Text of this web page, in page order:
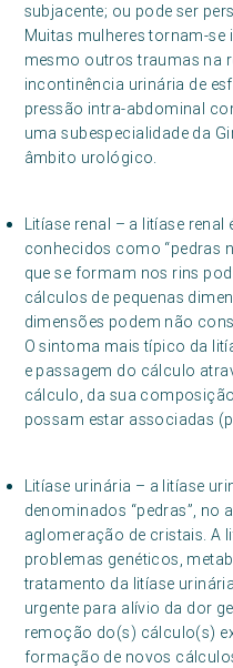
subjacente; ou pode ser
Muitas mulheres tornam-
mesmo outros traumas na
incontinência urinária de
pressão intra-abdominal
uma subespecialidade da
âmbito urológico.
Litíase renal – a litíase
conhecidos como “pedras
que se formam nos rins
cálculos de pequenas
dimensões podem não
O sintoma mais típico da
e passagem do cálculo
cálculo, da sua
possam estar associadas
Litíase urinária – a litíase
denominados “pedras”, no
aglomeração de cristais. A
problemas genéticos,
tratamento da litíase
urgente para alívio da dor
remoção do(s) cálculo(s)
formação de novos